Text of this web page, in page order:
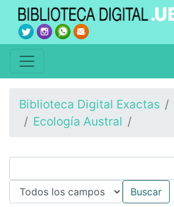
Biblioteca Digital Exactas
Ecología Austral